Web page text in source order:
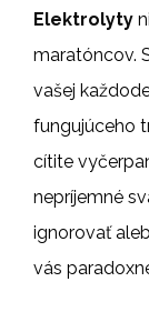
Elektrolyty
maratóncov.
vašej
fungujúceho
cítite
nepríjemné
ignorovať
vás